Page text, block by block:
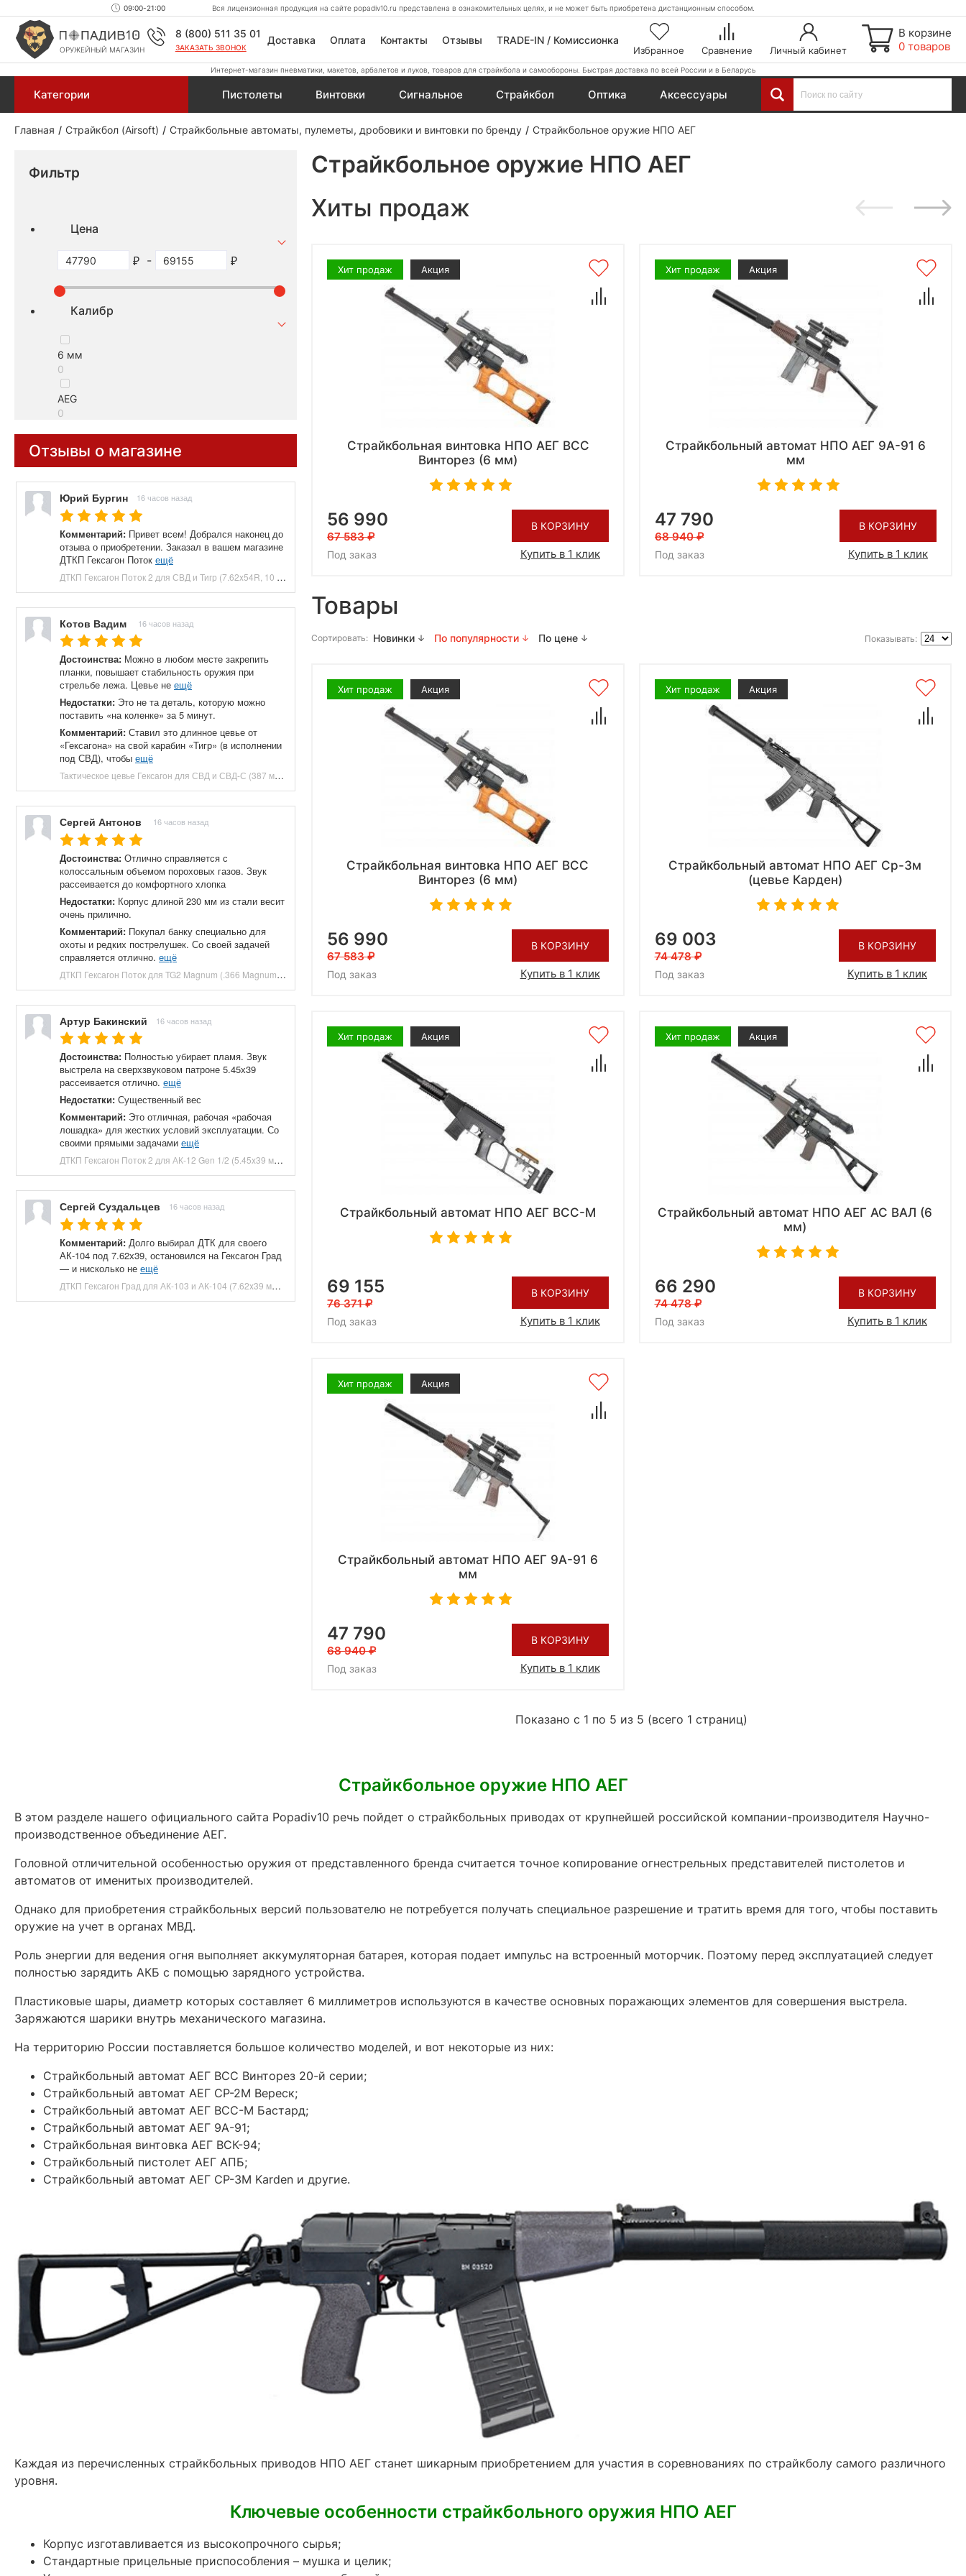
09:00-21:00 Вся лицензионная продукция на сайте popadiv10.ru представлена в ознакомительных целях, и не может быть приобретена дистанционным способом.
ОРУЖЕЙНЫЙ МАГАЗИН
8 (800) 511 35 01
ЗАКАЗАТЬ ЗВОНОК
Доставка Оплата Контакты Отзывы TRADE-IN / Комиссионка
Избранное Сравнение Личный кабинет
В корзине
0 товаров
Интернет-магазин пневматики, макетов, арбалетов и луков, товаров для страйкбола и самообороны. Быстрая доставка по всей России и в Беларусь
Категории Пистолеты Винтовки Сигнальное Страйкбол Оптика Аксессуары
Главная Страйкбол (Airsoft) Страйкбольные автоматы, пулеметы, дробовики и винтовки по бренду Страйкбольное оружие НПО АЕГ
Фильтр
Цена
-
Калибр
6 мм
0
AEG
0
Отзывы о магазине
Юрий Бургин 16 часов назад
Комментарий: Привет всем! Добрался наконец до
отзыва о приобретении. Заказал в вашем магазине
ДТКП Гексагон Поток ещё
ДТКП Гексагон Поток 2 для СВД и Тигр (7.62x54R, 10 камер, 240 мм, банка, сталь) купить в Москве и СПБ, цена 16000 руб. Доставка по РФ!
Котов Вадим 16 часов назад
Достоинства: Можно в любом месте закрепить
планки, повышает стабильность оружия при
стрельбе лежа. Цевье не ещё
Недостатки: Это не та деталь, которую можно
поставить «на коленке» за 5 минут.
Комментарий: Ставил это длинное цевье от
«Гексагона» на свой карабин «Тигр» (в исполнении
под СВД), чтобы ещё
Тактическое цевье Гексагон для СВД и СВД-С (387 мм, Д16Т) купить в Москве и СПБ, цена 16900 руб. Доставка по РФ!
Сергей Антонов 16 часов назад
Достоинства: Отлично справляется с
колоссальным объемом пороховых газов. Звук
рассеивается до комфортного хлопка
Недостатки: Корпус длиной 230 мм из стали весит
очень прилично.
Комментарий: Покупал банку специально для
охоты и редких пострелушек. Со своей задачей
справляется отлично. ещё
ДТКП Гексагон Поток для TG2 Magnum (.366 Magnum, M24x1.5, 230 мм, банка) купить в Москве и СПБ, цена 27040 руб. Доставка по РФ!
Артур Бакинский 16 часов назад
Достоинства: Полностью убирает пламя. Звук
выстрела на сверхзвуковом патроне 5.45х39
рассеивается отлично. ещё
Недостатки: Существенный вес
Комментарий: Это отличная, рабочая «рабочая
лошадка» для жестких условий эксплуатации. Со
своими прямыми задачами ещё
ДТКП Гексагон Поток 2 для АК-12 Gen 1/2 (5.45x39 мм, байонет, 190 мм, 7 камер, банка, сталь) купить в Москве и СПБ, цена 10500 руб. Доставка по РФ!
Сергей Суздальцев 16 часов назад
Комментарий: Долго выбирал ДТК для своего
АК-104 под 7.62х39, остановился на Гексагон Град
— и нисколько не ещё
ДТКП Гексагон Град для АК-103 и АК-104 (7.62x39 мм, M24x1.5, 200 мм, 7 камер, банка, сталь) купить в Москве и СПБ, цена 29250 руб. Доставка по РФ!
Страйкбольное оружие НПО АЕГ
Хиты продаж
Хит продаж Акция
Страйкбольная винтовка НПО АЕГ ВСС
Винторез (6 мм)
56 990
67 583
Под заказ
В КОРЗИНУ
Купить в 1 клик
Хит продаж Акция
Страйкбольный автомат НПО АЕГ 9А-91 6
мм
47 790
68 940
Под заказ
В КОРЗИНУ
Купить в 1 клик
Товары
Сортировать: Новинки По популярности По цене Показывать:
Хит продаж Акция
Страйкбольная винтовка НПО АЕГ ВСС
Винторез (6 мм)
56 990
67 583
Под заказ
В КОРЗИНУ
Купить в 1 клик
Хит продаж Акция
Страйкбольный автомат НПО АЕГ Ср-3м
(цевье Карден)
69 003
74 478
Под заказ
В КОРЗИНУ
Купить в 1 клик
Хит продаж Акция
Страйкбольный автомат НПО АЕГ ВСС-М
69 155
76 371
Под заказ
В КОРЗИНУ
Купить в 1 клик
Хит продаж Акция
Страйкбольный автомат НПО АЕГ АС ВАЛ (6
мм)
66 290
74 478
Под заказ
В КОРЗИНУ
Купить в 1 клик
Хит продаж Акция
Страйкбольный автомат НПО АЕГ 9А-91 6
мм
47 790
68 940
Под заказ
В КОРЗИНУ
Купить в 1 клик
Показано с 1 по 5 из 5 (всего 1 страниц)
Страйкбольное оружие НПО АЕГ
В этом разделе нашего официального сайта Popadiv10 речь пойдет о страйкбольных приводах от крупнейшей российской компании-производителя Научно-
производственное объединение АЕГ.
Головной отличительной особенностью оружия от представленного бренда считается точное копирование огнестрельных представителей пистолетов и
автоматов от именитых производителей.
Однако для приобретения страйкбольных версий пользователю не потребуется получать специальное разрешение и тратить время для того, чтобы поставить
оружие на учет в органах МВД.
Роль энергии для ведения огня выполняет аккумуляторная батарея, которая подает импульс на встроенный моторчик. Поэтому перед эксплуатацией следует
полностью зарядить АКБ с помощью зарядного устройства.
Пластиковые шары, диаметр которых составляет 6 миллиметров используются в качестве основных поражающих элементов для совершения выстрела.
Заряжаются шарики внутрь механического магазина.
На территорию России поставляется большое количество моделей, и вот некоторые из них:
Страйкбольный автомат АЕГ ВСС Винторез 20-й серии;
Страйкбольный автомат АЕГ СР-2М Вереск;
Страйкбольный автомат АЕГ ВСС-М Бастард;
Страйкбольный автомат АЕГ 9А-91;
Страйкбольная винтовка АЕГ ВСК-94;
Страйкбольный пистолет АЕГ АПБ;
Страйкбольный автомат АЕГ СР-3М Karden и другие.
Каждая из перечисленных страйкбольных приводов НПО АЕГ станет шикарным приобретением для участия в соревнованиях по страйкболу самого различного
уровня.
Ключевые особенности страйкбольного оружия НПО АЕГ
Корпус изготавливается из высокопрочного сырья;
Стандартные прицельные приспособления – мушка и целик;